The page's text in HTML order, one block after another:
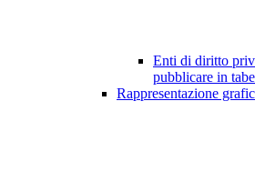
Enti di diritto
pubblicare in
Rappresentazione